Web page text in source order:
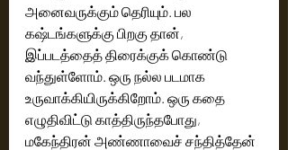
அனைவருக்கும் தெரியும். பல
கஷ்டங்களுக்கு பிறகு தான்,
இப்படத்தைத் திரைக்குக் கொண்டு
வந்துள்ளோம். ஒரு நல்ல படமாக
உருவாக்கியிருக்கிறோம். ஒரு கதை
எழுதிவிட்டு காத்திருந்தபோது,
மகேந்திரன் அண்ணாவைச் சந்தித்தேன்